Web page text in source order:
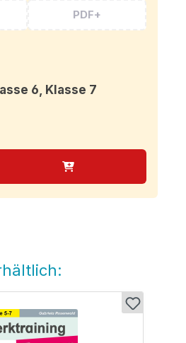
PDF+
6, Klasse 7
Anzahl: Gib den